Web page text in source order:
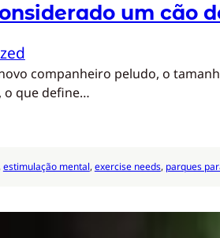
um cão
companheiro peludo, o
o que define…
estimulação mental, exercise needs, parques